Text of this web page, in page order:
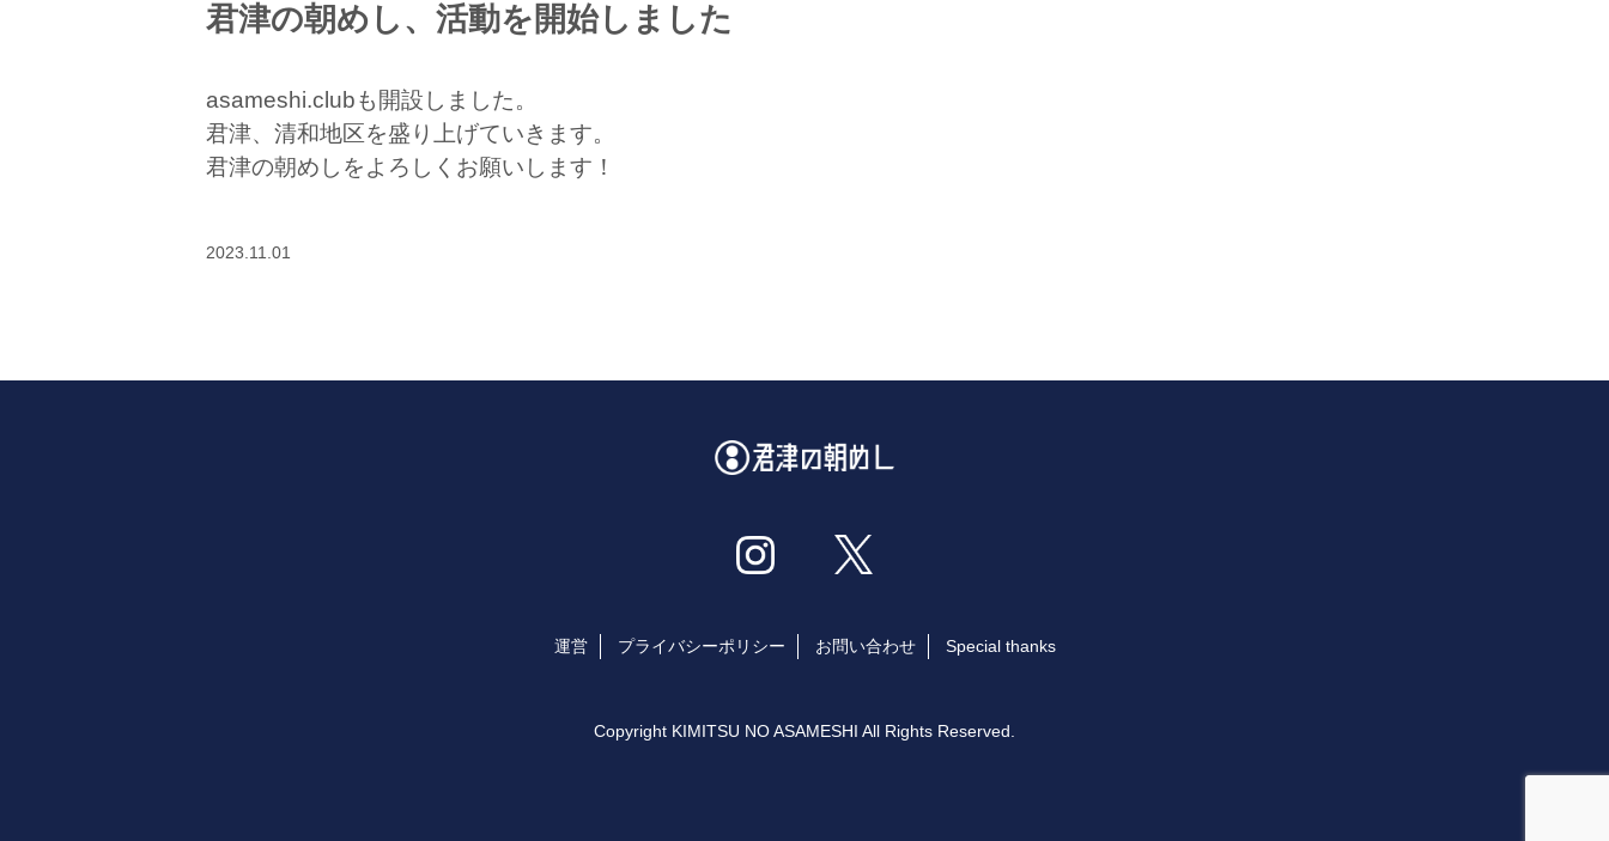
君津の朝めし、活動を開始しました
asameshi.clubも開設しました。
君津、清和地区を盛り上げていきます。
君津の朝めしをよろしくお願いします！
2023.11.01
運営 プライバシーポリシー お問い合わせ Special thanks
Copyright KIMITSU NO ASAMESHI All Rights Reserved.